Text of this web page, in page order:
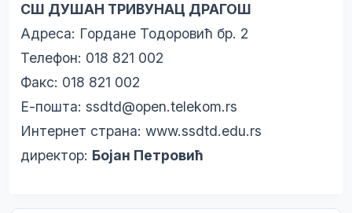
СШ ДУШАН ТРИВУНАЦ ДРАГОШ
Адреса: Гордане Тодоровић бр. 2
Телефон: 018 821 002
Факс: 018 821 002
Е-пошта: ssdtd@open.telekom.rs
Интернет страна: www.ssdtd.edu.rs
директор: Бојан Петровић